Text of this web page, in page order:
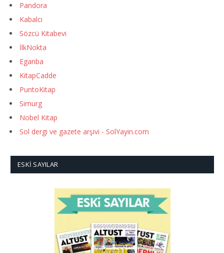
Pandora
Kabalcı
Sözcü Kitabevi
İlkNokta
Eganba
KitapCadde
PuntoKitap
Simurg
Nobel Kitap
Sol dergi ve gazete arşivi - SolYayin.com
ESKI SAYILAR